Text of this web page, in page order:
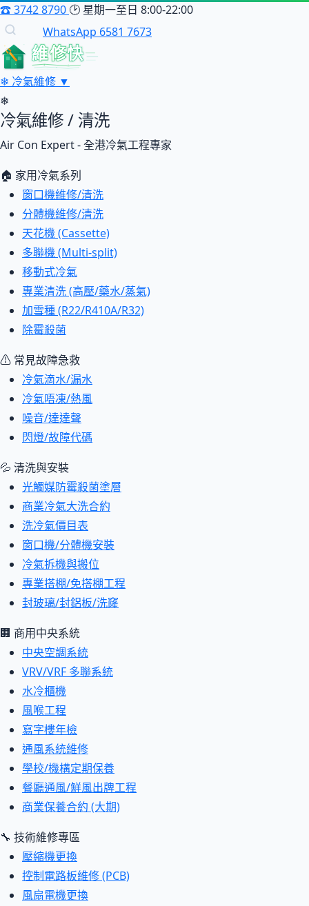
☎3742 8790 🕑 星期一至日 8:00-22:00
WhatsApp 6581 7673
維修快
❄ 冷氣維修 ▼
❄
冷氣維修 / 清洗
Air Con Expert - 全港冷氣工程專家
🏠 家用冷氣系列
窗口機維修/清洗
分體機維修/清洗
天花機 (Cassette)
多聯機 (Multi-split)
移動式冷氣
專業清洗 (高壓/藥水/蒸氣)
加雪種 (R22/R410A/R32)
除霉殺菌
⚠ 常見故障急救
冷氣滴水/漏水
冷氣唔凍/熱風
噪音/達達聲
閃燈/故障代碼
💦 清洗與安裝
光觸媒防霉殺菌塗層
商業冷氣大洗合約
洗冷氣價目表
窗口機/分體機安裝
冷氣拆機與搬位
專業搭棚/免搭棚工程
封玻璃/封鋁板/洗窿
🏢 商用中央系統
中央空調系統
VRV/VRF 多聯系統
水冷櫃機
風喉工程
寫字樓年檢
通風系統維修
學校/機構定期保養
餐廳通風/鮮風出牌工程
商業保養合約 (大期)
🔧 技術維修專區
壓縮機更換
控制電路板維修 (PCB)
風扇電機更換